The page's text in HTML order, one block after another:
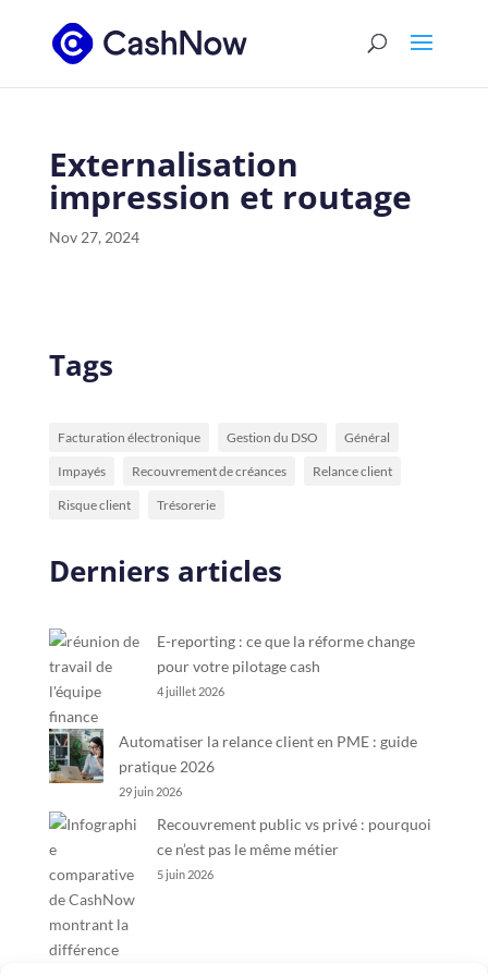
Externalisation
impression et routage
Nov 27, 2024
Tags
Facturation électronique Gestion du DSO Général
Impayés Recouvrement de créances Relance client
Risque client Trésorerie
Derniers articles
E-reporting : ce que la réforme change
pour votre pilotage cash
4 juillet 2026
Automatiser la relance client en PME : guide
pratique 2026
29 juin 2026
Recouvrement public vs privé : pourquoi
ce n’est pas le même métier
5 juin 2026